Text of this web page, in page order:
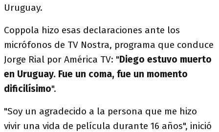
Uruguay.
Coppola hizo esas declaraciones ante los
micrófonos de TV Nostra, programa que conduce
Jorge Rial por América TV: "Diego estuvo muerto
en Uruguay. Fue un coma, fue un momento
dificilísimo".
"Soy un agradecido a la persona que me hizo
vivir una vida de película durante 16 años", inició